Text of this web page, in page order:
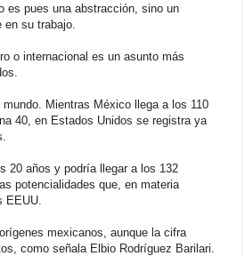
es pues una abstracción, sino un
su trabajo.
o internacional es un asunto más
Mientras México llega a los 110
40, en Estados Unidos se registra ya
20 años y podría llegar a los 132
potencialidades que, en materia
EEUU.
mexicanos, aunque la cifra
como señala Elbio Rodríguez Barilari.